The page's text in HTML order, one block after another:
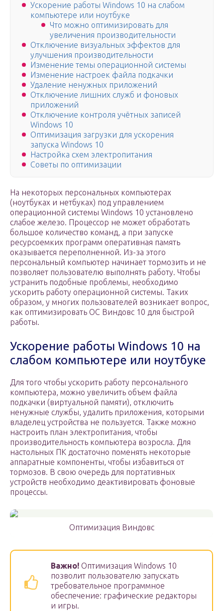
Ускорение работы Windows 10 на слабом
компьютере или ноутбуке
Что можно оптимизировать для
увеличения производительности
Отключение визуальных эффектов для
улучшения производительности
Изменение темы операционной системы
Изменение настроек файла подкачки
Удаление ненужных приложений
Отключение лишних служб и фоновых
приложений
Отключение контроля учётных записей
Windows 10
Оптимизация загрузки для ускорения
запуска Windows 10
Настройка схем электропитания
Советы по оптимизации
На некоторых персональных компьютерах
(ноутбуках и нетбуках) под управлением
операционной системы Windows 10 установлено
слабое железо. Процессор не может обработать
большое количество команд, а при запуске
ресурсоемких программ оперативная память
оказывается переполненной. Из-за этого
персональный компьютер начинает тормозить и не
позволяет пользователю выполнять работу. Чтобы
устранить подобные проблемы, необходимо
ускорить работу операционной системы. Таких
образом, у многих пользователей возникает вопрос,
как оптимизировать ОС Виндовс 10 для быстрой
работы.
Ускорение работы Windows 10 на
слабом компьютере или ноутбуке
Для того чтобы ускорить работу персонального
компьютера, можно увеличить объем файла
подкачки (виртуальной памяти), отключить
ненужные службы, удалить приложения, которыми
владелец устройства не пользуется. Также можно
настроить план электропитания, чтобы
производительность компьютера возросла. Для
настольных ПК достаточно поменять некоторые
аппаратные компоненты, чтобы избавиться от
тормозов. В свою очередь для портативных
устройств необходимо деактивировать фоновые
процессы.
Оптимизация Виндовс
Важно! Оптимизация Windows 10
позволит пользователю запускать
требовательное программное
обеспечение: графические редакторы
и игры.